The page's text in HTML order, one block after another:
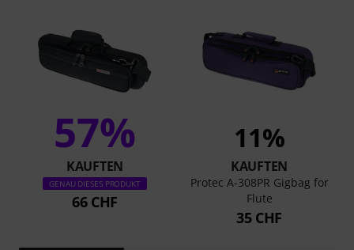
57%
KAUFTEN
GENAU DIESES PRODUKT
66 CHF
11%
KAUFTEN
Protec A-308PR Gigbag for
Flute
35 CHF